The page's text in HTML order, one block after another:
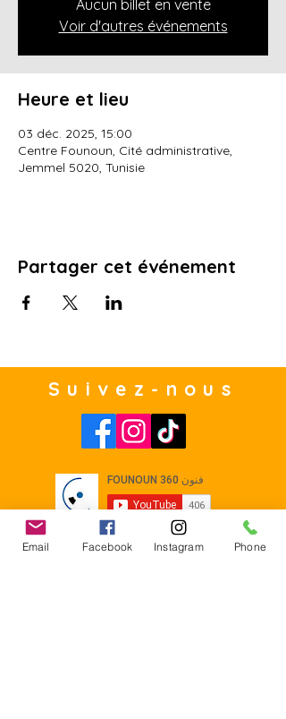
Aucun billet en vente
Voir d'autres événements
Heure et lieu
03 déc. 2025, 15:00
Centre Founoun, Cité administrative,
Jemmel 5020, Tunisie
Partager cet événement
Suivez-nous
Email Facebook Instagram Phone